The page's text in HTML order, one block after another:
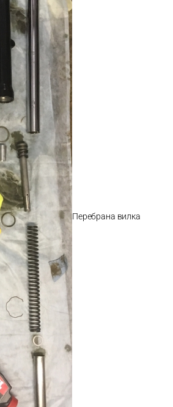
Перебрана вилка